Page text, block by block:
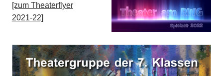
[zum Theaterflyer
2021-22]